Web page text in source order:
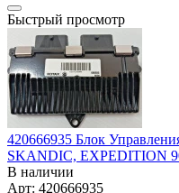
Быстрый просмотр
420666935 Блок
SKANDIC, EXPEDITION
В наличии
Арт: 420666935